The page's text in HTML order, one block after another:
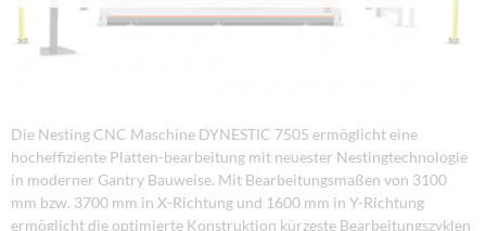
Die Nesting CNC Maschine DYNESTIC 7505 ermöglicht eine
hocheffiziente Platten-bearbeitung mit neuester Nestingtechnologie
in moderner Gantry Bauweise. Mit Bearbeitungsmaßen von 3100
mm bzw. 3700 mm in X-Richtung und 1600 mm in Y-Richtung
ermöglicht die optimierte Konstruktion kürzeste Bearbeitungszyklen